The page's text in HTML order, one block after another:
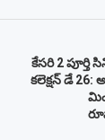
కేసరి 2 పూర్తి
కలెక్షన్ డే